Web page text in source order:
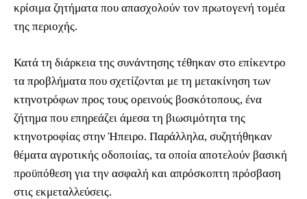
κρίσιμα ζητήματα που απασχολούν τον πρωτογενή τομέα
της περιοχής.
Κατά τη διάρκεια της συνάντησης τέθηκαν στο επίκεντρο
τα προβλήματα που σχετίζονται με τη μετακίνηση των
κτηνοτρόφων προς τους ορεινούς βοσκότοπους, ένα
ζήτημα που επηρεάζει άμεσα τη βιωσιμότητα της
κτηνοτροφίας στην Ήπειρο. Παράλληλα, συζητήθηκαν
θέματα αγροτικής οδοποιίας, τα οποία αποτελούν βασική
προϋπόθεση για την ασφαλή και απρόσκοπτη πρόσβαση
στις εκμεταλλεύσεις.